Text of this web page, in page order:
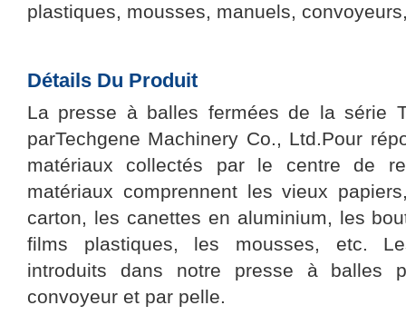
plastiques, mousses, manuels,
Détails Du Produit
La presse à balles fermées de la série
parTechgene Machinery Co., Ltd.Pour
matériaux collectés par le centre de
matériaux comprennent les vieux
carton, les canettes en aluminium, les
films plastiques, les mousses, etc.
introduits dans notre presse à balles
convoyeur et par pelle.